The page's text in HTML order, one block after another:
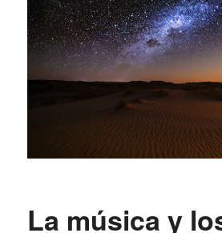
La música y